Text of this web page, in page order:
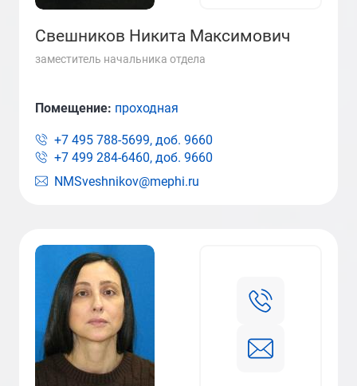
Свешников Никита Максимович
заместитель начальника отдела
NMSveshnikov@mephi.ru
Помещение: проходная
+7 495 788-5699, доб. 9660
+7 499 284-6460, доб. 9660